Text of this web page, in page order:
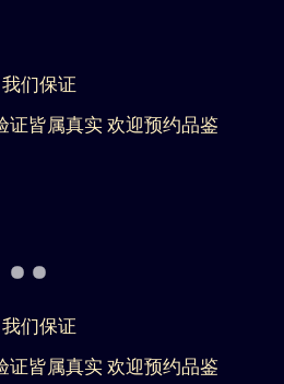
我们保证
证皆属真实 欢迎预约品鉴
我们保证
证皆属真实 欢迎预约品鉴